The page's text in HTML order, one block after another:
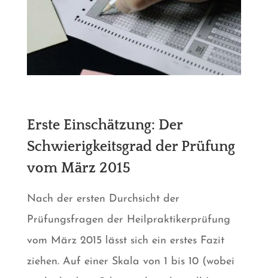
Erste Einschätzung: Der
Schwierigkeitsgrad der Prüfung
vom März 2015
Nach der ersten Durchsicht der
Prüfungsfragen der Heilpraktikerprüfung
vom März 2015 lässt sich ein erstes Fazit
ziehen. Auf einer Skala von 1 bis 10 (wobei